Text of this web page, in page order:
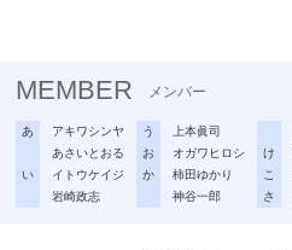
MEMBER メンバー
あ
アキワシンヤ
あさいとおる
い
イトウケイジ
岩崎政志
う
上本眞司
お
オガワヒロシ
か
柿田ゆかり
神谷一郎
け
こ
さ